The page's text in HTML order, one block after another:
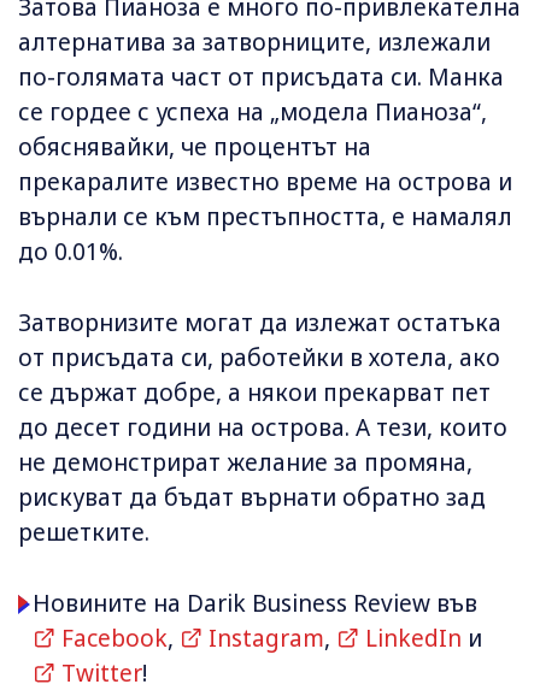
Затова Пианоза е много по-привлекателна
алтернатива за затворниците, излежали
по-голямата част от присъдата си. Манка
се гордее с успеха на „модела Пианоза“,
обяснявайки, че процентът на
прекаралите известно време на острова и
върнали се към престъпността, е намалял
до 0.01%.
Затворнизите могат да излежат остатъка
от присъдата си, работейки в хотела, ако
се държат добре, а някои прекарват пет
до десет години на острова. А тези, които
не демонстрират желание за промяна,
рискуват да бъдат върнати обратно зад
решетките.
Новините на Darik Business Review във
Facebook, Instagram, LinkedIn и
Twitter!